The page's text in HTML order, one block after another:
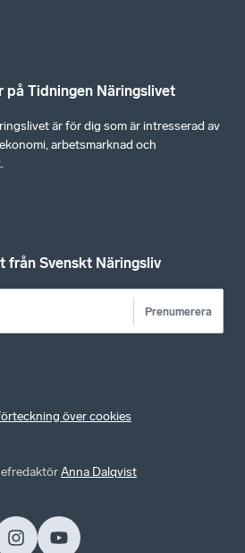
på Tidningen Näringslivet
är för dig som är intresserad av
arbetsmarknad och
från Svenskt Näringsliv
Prenumerera
över cookies
Anna Dalqvist